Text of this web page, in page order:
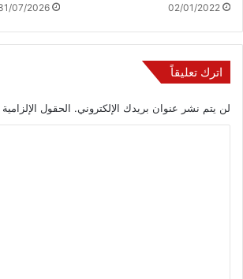
02/01/2022
07/2026
اترك تعليقاً
لن يتم نشر عنوان بريدك الإلكتروني. الحقول